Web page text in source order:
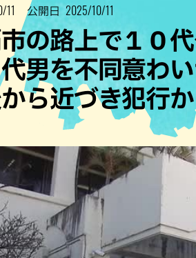
11 公開日 2025/10/11
の路上で１０
男を不同意わ
ら近づき犯行か